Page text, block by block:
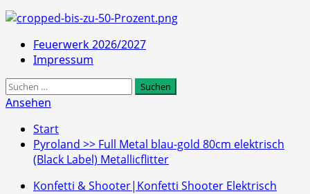
Primäres
Menü
Feuerwerk 2026/2027
Impressum
Suchen
nach:
Ansehen
Start
Pyroland >> Full Metal blau-gold 80cm elektrisch
(Black Label) Metallicflitter
Konfetti & Shooter|Konfetti Shooter Elektrisch